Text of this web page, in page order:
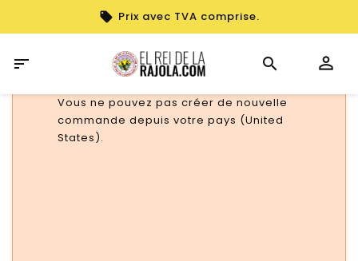
Prix avec TVA comprise.

Vous ne pouvez pas créer de nouvelle
commande depuis votre pays (United
States).